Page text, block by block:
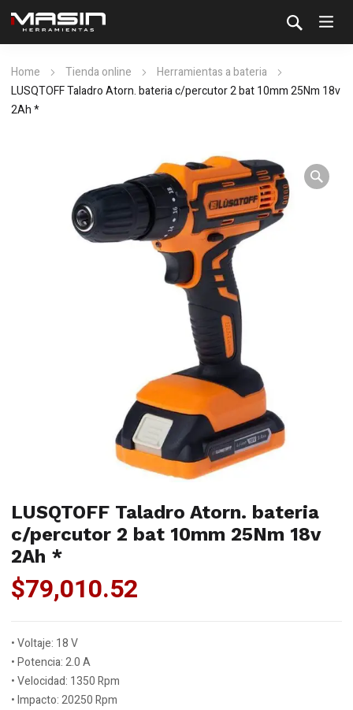
Home Tienda online
Herramientas a bateria
LUSQTOFF Taladro Atorn. bateria c/percutor 2 bat 10mm 25Nm 18v
2Ah *
LUSQTOFF Taladro Atorn. bateria
c/percutor 2 bat 10mm 25Nm 18v
2Ah *
$79,010.52
• Voltaje: 18 V
• Potencia: 2.0 A
• Velocidad: 1350 Rpm
• Impacto: 20250 Rpm